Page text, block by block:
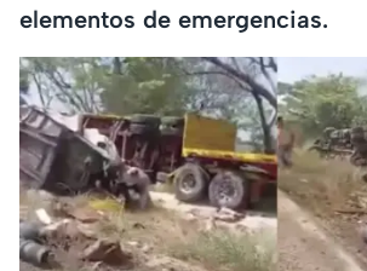
elementos de emergencias.